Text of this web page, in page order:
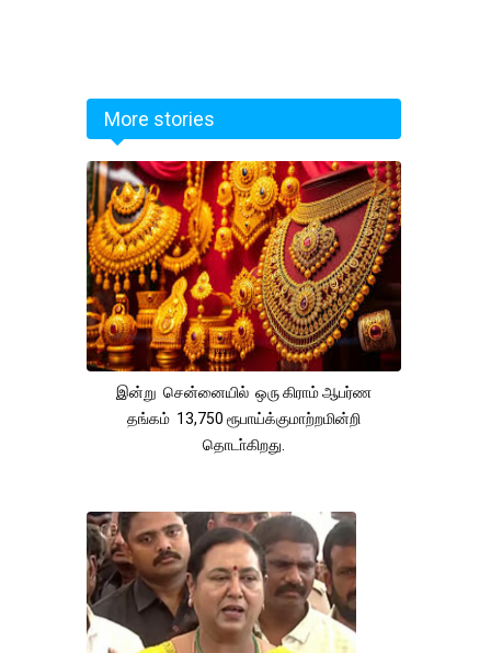
More stories
இன்று சென்னையில் ஒரு கிராம் ஆபர்ண
தங்கம் 13,750 ரூபாய்க்குமாற்றமின்றி
தொடா்கிறது.